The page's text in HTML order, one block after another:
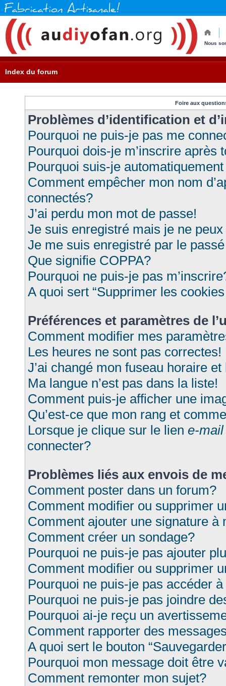
Nous
Index du forum
Foire aux
Problèmes d’identification et
Pourquoi ne puis-je pas me
Pourquoi dois-je m’inscrire après
Pourquoi suis-je
Comment empêcher mon nom
connectés?
J’ai perdu mon mot de passe!
Je suis enregistré mais je ne
Je me suis enregistré par le
Que signifie COPPA?
Pourquoi ne puis-je pas
A quoi sert “Supprimer les
Préférences et paramètres de
Comment modifier mes
Les heures ne sont pas correctes!
J’ai changé mon fuseau horaire
Ma langue n’est pas dans la liste!
Comment puis-je afficher une
Qu’est-ce que mon rang et
Lorsque je clique sur le lien e-mail
connecter?
Problèmes liés aux envois de
Comment poster dans un forum?
Comment modifier ou supprimer
Comment ajouter une signature à
Comment créer un sondage?
Pourquoi ne puis-je pas ajouter
Comment modifier ou supprimer
Pourquoi ne puis-je pas accéder
Pourquoi ne puis-je pas joindre
Pourquoi ai-je reçu un
Comment rapporter des
A quoi sert le bouton
Pourquoi mon message doit être
Comment remonter mon sujet?